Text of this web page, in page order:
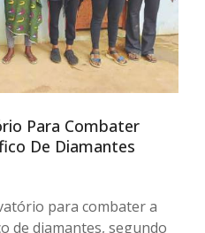
Para Combater
De Diamantes
para combater a
de diamantes, segundo